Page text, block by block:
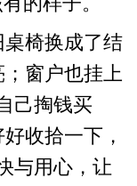
椅换成了结
窗户也挂上
己掏钱买
收拾一下，
与用心，让